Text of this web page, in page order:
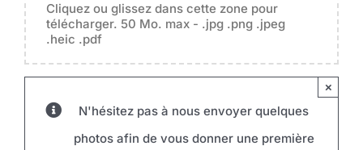
Cliquez ou glissez dans cette zone pour
télécharger. 50 Mo. max - .jpg .png .jpeg
.heic .pdf
N'hésitez pas à nous envoyer quelques
photos afin de vous donner une première
×